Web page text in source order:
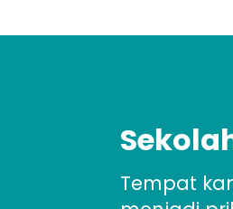
Tempat